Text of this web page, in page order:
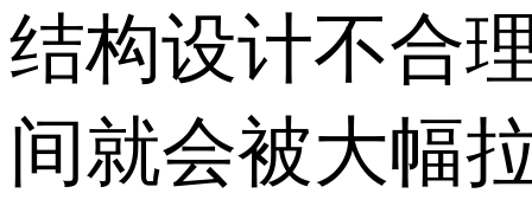
结构设计不合
间就会被大幅